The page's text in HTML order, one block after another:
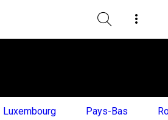
Luxembourg Pays-Bas